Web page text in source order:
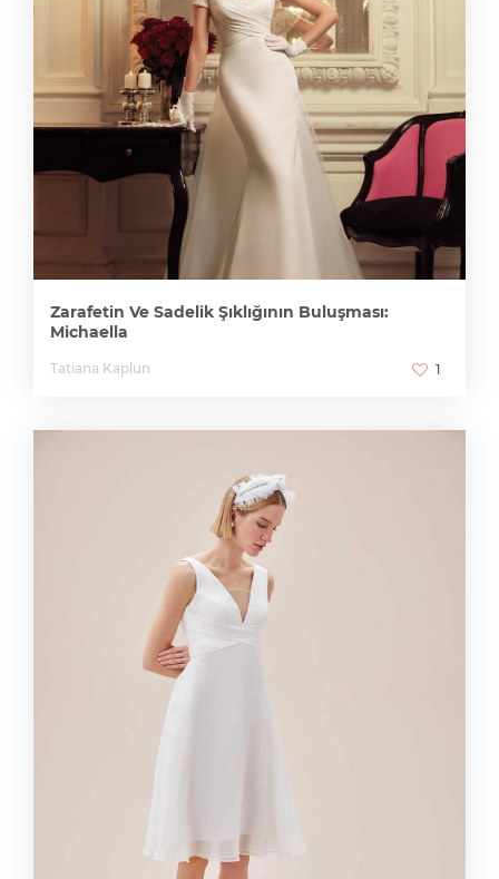
Zarafetin Ve Sadelik Şıklığının Buluşması:
Michaella
Tatiana Kaplun 1